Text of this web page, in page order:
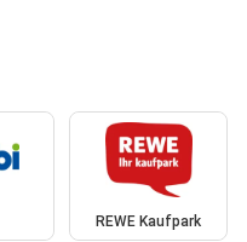
REWE Kaufpark